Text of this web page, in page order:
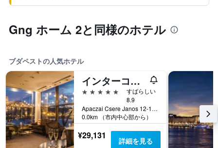
Gng ホーム 2と同様のホテル
ブダペストの人気ホテル
インターコンチネンタル ブダペスト
5つ星
すばらしい
8.9
Apaczai Csere Janos 12-14, ブダペスト, ハンガリー
0.0km （市内中心部から）
¥29,131 詳細を見る